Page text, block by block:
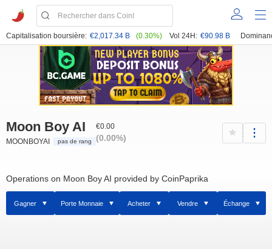
Capitalisation boursière: €2,017.34 B (0.30%) Vol 24H: €90.98 B
Moon Boy AI
MOONBOYAI pas de rang
€0.00
(0.00%)
Operations on Moon Boy AI provided by CoinPaprika
Gagner Porte Monnaie Acheter Vendre Échange